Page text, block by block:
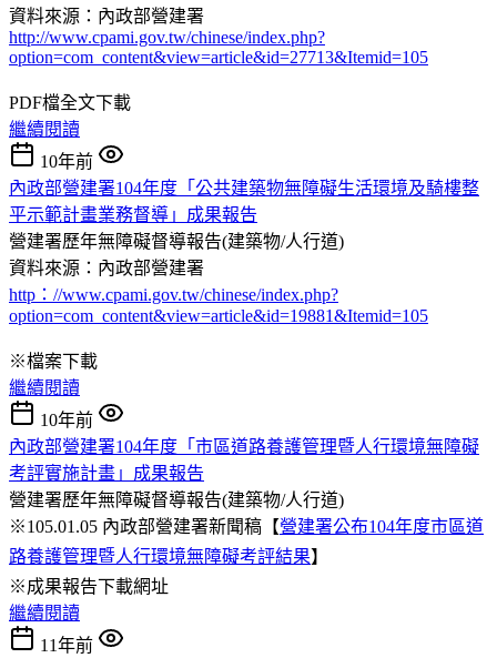
資料來源：內政部營建署
http://www.cpami.gov.tw/chinese/index.php?
option=com_content&view=article&id=27713&Itemid=105
PDF檔全文下載
繼續閱讀
10年前
內政部營建署104年度「公共建築物無障礙生活環境及騎樓整
平示範計畫業務督導」成果報告
營建署歷年無障礙督導報告(建築物/人行道)
資料來源：內政部營建署
http：//www.cpami.gov.tw/chinese/index.php?
option=com_content&view=article&id=19881&Itemid=105
※檔案下載
繼續閱讀
10年前
內政部營建署104年度「市區道路養護管理暨人行環境無障礙
考評實施計畫」成果報告
營建署歷年無障礙督導報告(建築物/人行道)
※105.01.05 內政部營建署新聞稿【營建署公布104年度市區道
路養護管理暨人行環境無障礙考評結果】
※成果報告下載網址
繼續閱讀
11年前